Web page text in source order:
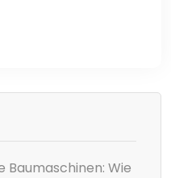
Baumaschinen: Wie